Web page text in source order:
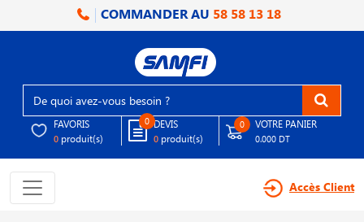
COMMANDER AU 58 58 13 18
FAVORIS
0 produit(s)
0 DEVIS
0 produit(s)
0 VOTRE PANIER
0.000 DT
Accès Client